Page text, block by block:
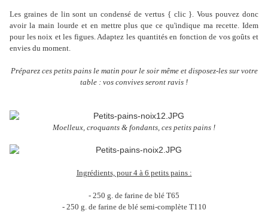
Les graines de lin sont un condensé de vertus { clic }. Vous pouvez donc
avoir la main lourde et en mettre plus que ce qu'indique ma recette. Idem
pour les noix et les figues. Adaptez les quantités en fonction de vos goûts et
envies du moment.
Préparez ces petits pains le matin pour le soir même et disposez-les sur votre
table : vos convives seront ravis !
Moelleux, croquants & fondants, ces petits pains !
Ingrédients, pour 4 à 6 petits pains :
- 250 g. de farine de blé T65
- 250 g. de farine de blé semi-complète T110